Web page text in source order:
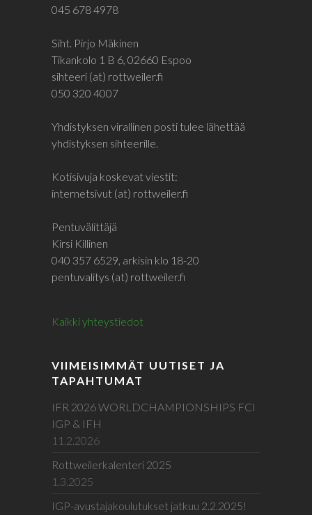
045 678 4978
Siht. Pirjo Mäkinen
Tikankolo 1 B 6, 02660 Espoo
sihteeri (at) rottweiler.fi
050 320 4007
Yhdistyksen virallinen posti tulee lähettää
yhdistyksen sihteerille.
Kotisivuja koskevat viestit:
internetsivut (at) rottweiler.fi
Pentuvälittäjä
Kirsi Killinen
040 357 6529, arkisin klo 18-20
pentuvalitys (at) rottweiler.fi
Kaikki yhteystiedot
VIIMEISIMMÄT UUTISET JA
TAPAHTUMAT
IFR 2026 WORLDCHAMPIONSHIPS FCI
IGP & IFH
11.2.2026
Rottweilerkalenteri 2025
1.3.2025
IGP-avustajakoulutukset jatkuu 2.2.2025!